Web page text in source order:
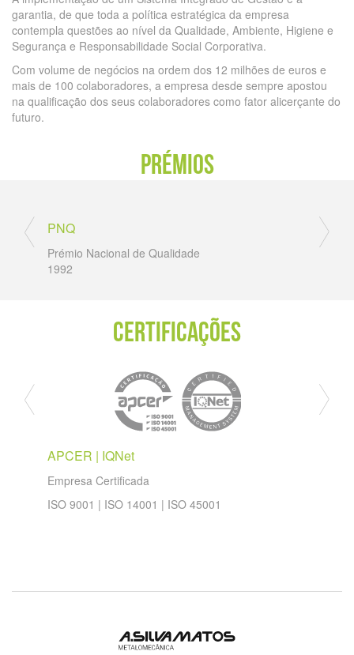
garantia, de que toda a política estratégica da empresa
contempla questões ao nível da Qualidade, Ambiente, Higiene e
Segurança e Responsabilidade Social Corporativa.
Com volume de negócios na ordem dos 12 milhões de euros e
mais de 100 colaboradores, a empresa desde sempre apostou
na qualificação dos seus colaboradores como fator alicerçante do
futuro.
PRÉMIOS
PNQ
Prémio Nacional de Qualidade
1992
PME
Indústria
CERTIFICAÇÕES
APCER | IQNet
Empresa Certificada
ISO 9001 | ISO 14001 | ISO 45001